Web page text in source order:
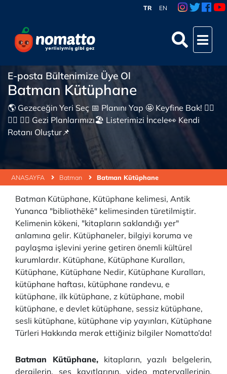
TR EN
ANASAYFA Batman Batman Kütüphane
E-posta Bültenimize Üye Ol
Batman Kütüphane
🌎 Gezeceğin Yeri Seç 📅 Planını Yap 🤩 Keyfine Bak! 👇🏼
👇🏼 👇🏼 Gezi Planlarımızı🏖 Listerimizi İncele👀 Kendi
Rotanı Oluştur📌
Batman Kütüphane, Kütüphane kelimesi, Antik
Yunanca "bibliothēkē" kelimesinden türetilmiştir.
Kelimenin kökeni, "kitapların saklandığı yer"
anlamına gelir. Kütüphaneler, bilgiyi koruma ve
paylaşma işlevini yerine getiren önemli kültürel
kurumlardır. Kütüphane, Kütüphane Kuralları,
Kütüphane, Kütüphane Nedir, Kütüphane Kuralları,
kütüphane haftası, kütüphane randevu, e
kütüphane, ilk kütüphane, z kütüphane, mobil
kütüphane, e devlet kütüphane, sessiz kütüphane,
sesli kütüphane, kütüphane vip yayınları, Kütüphane
Türleri Hakkında merak ettiğiniz bilgiler Nomatto’da!
Batman Kütüphane,kitapların, yazılı belgelerin,
dergilerin, ses kayıtlarının, video materyallerinin,